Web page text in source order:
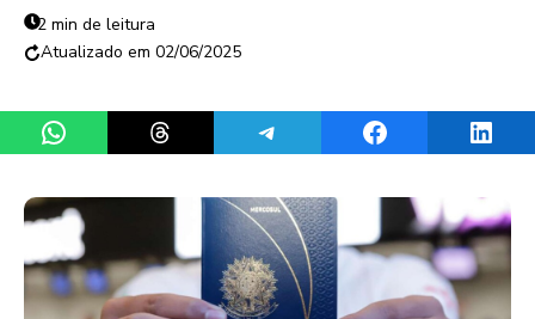
2 min de leitura
02/06/2025
Share on WhatsAppShare on ThreadsShare on TelegramShare on Facebook